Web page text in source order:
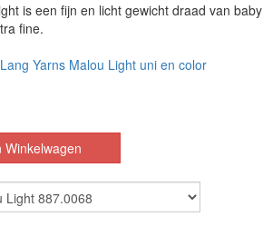
is een fijn en licht gewicht draad van baby
fine.
Yarns Malou Light uni en color